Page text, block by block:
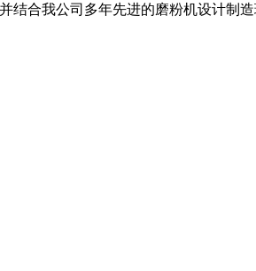
合我公司多年先进的磨粉机设计制